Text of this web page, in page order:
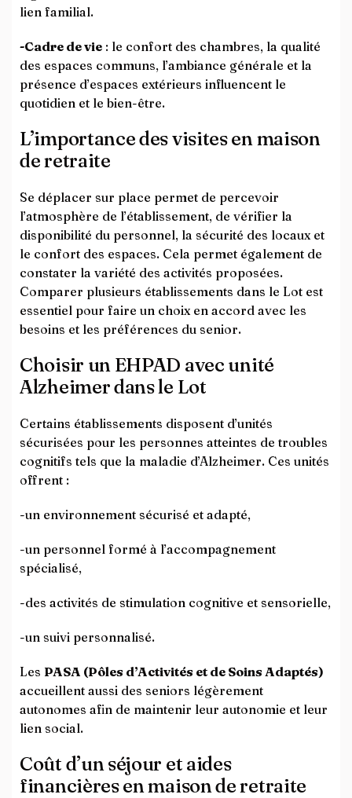
lien familial.
-Cadre de vie : le confort des chambres, la qualité
des espaces communs, l’ambiance générale et la
présence d’espaces extérieurs influencent le
quotidien et le bien-être.
L’importance des visites en maison
de retraite
Se déplacer sur place permet de percevoir
l’atmosphère de l’établissement, de vérifier la
disponibilité du personnel, la sécurité des locaux et
le confort des espaces. Cela permet également de
constater la variété des activités proposées.
Comparer plusieurs établissements dans le Lot est
essentiel pour faire un choix en accord avec les
besoins et les préférences du senior.
Choisir un EHPAD avec unité
Alzheimer dans le Lot
Certains établissements disposent d’unités
sécurisées pour les personnes atteintes de troubles
cognitifs tels que la maladie d’Alzheimer. Ces unités
offrent :
-un environnement sécurisé et adapté,
-un personnel formé à l’accompagnement
spécialisé,
-des activités de stimulation cognitive et sensorielle,
-un suivi personnalisé.
Les PASA (Pôles d’Activités et de Soins Adaptés)
accueillent aussi des seniors légèrement
autonomes afin de maintenir leur autonomie et leur
lien social.
Coût d’un séjour et aides
financières en maison de retraite